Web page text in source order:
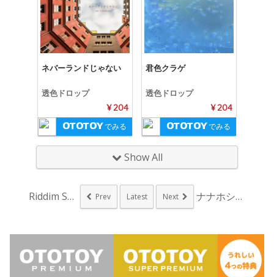
ネバーランドじゃない
透色ドロップ
¥ 204
でみる
君色クラゲ
透色ドロップ
¥ 204
でみる
Show All
Riddim Sau... Prev Latest Next ナナホシ管弦楽団、ボ...